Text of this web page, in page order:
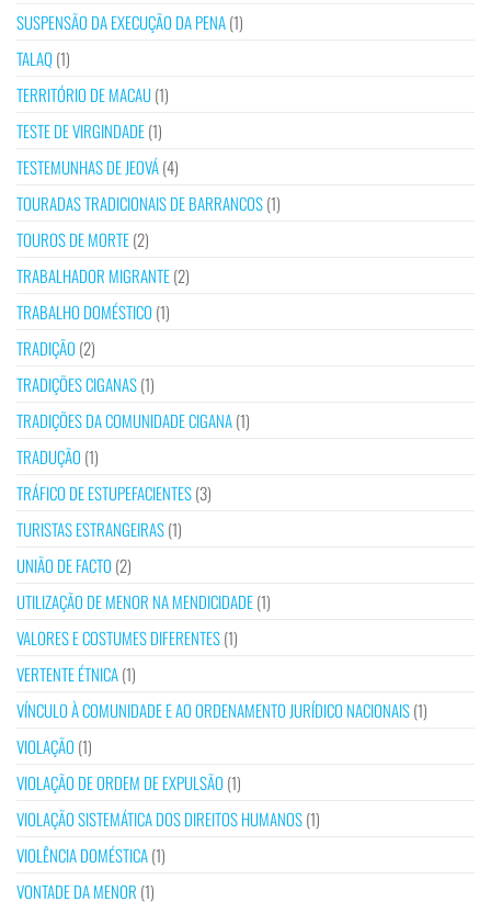
SUSPENSÃO DA EXECUÇÃO DA PENA(1)
TALAQ(1)
TERRITÓRIO DE MACAU(1)
TESTE DE VIRGINDADE(1)
TESTEMUNHAS DE JEOVÁ(4)
TOURADAS TRADICIONAIS DE BARRANCOS(1)
TOUROS DE MORTE(2)
TRABALHADOR MIGRANTE(2)
TRABALHO DOMÉSTICO (1)
TRADIÇÃO (2)
TRADIÇÕES CIGANAS(1)
TRADIÇÕES DA COMUNIDADE CIGANA(1)
TRADUÇÃO (1)
TRÁFICO DE ESTUPEFACIENTES(3)
TURISTAS ESTRANGEIRAS(1)
UNIÃO DE FACTO (2)
UTILIZAÇÃO DE MENOR NA MENDICIDADE(1)
VALORES E COSTUMES DIFERENTES(1)
VERTENTE ÉTNICA(1)
VÍNCULO À COMUNIDADE E AO ORDENAMENTO JURÍDICO NACIONAIS(1)
VIOLAÇÃO (1)
VIOLAÇÃO DE ORDEM DE EXPULSÃO (1)
VIOLAÇÃO SISTEMÁTICA DOS DIREITOS HUMANOS(1)
VIOLÊNCIA DOMÉSTICA(1)
VONTADE DA MENOR (1)